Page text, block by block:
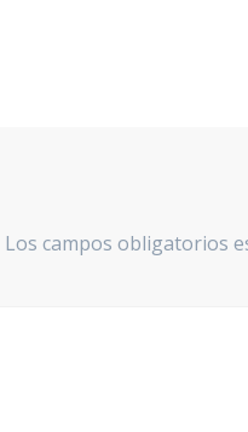
Los campos obligatorios